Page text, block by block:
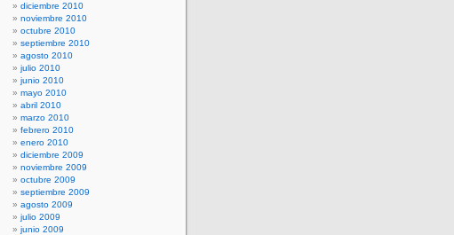
diciembre 2010
noviembre 2010
octubre 2010
septiembre 2010
agosto 2010
julio 2010
junio 2010
mayo 2010
abril 2010
marzo 2010
febrero 2010
enero 2010
diciembre 2009
noviembre 2009
octubre 2009
septiembre 2009
agosto 2009
julio 2009
junio 2009